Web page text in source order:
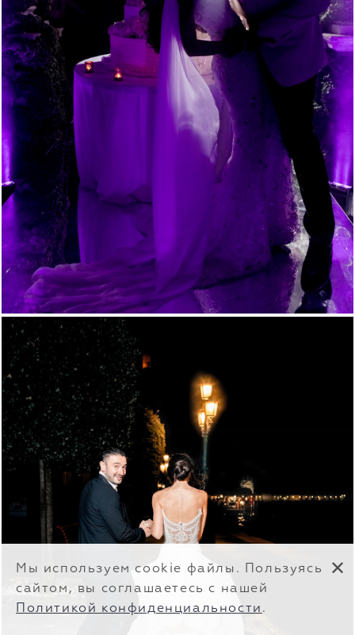
Мы используем cookie файлы. Пользуясь
сайтом, вы соглашаетесь с нашей
Политикой конфиденциальности .
✕